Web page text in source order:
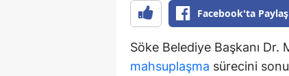
Facebook'ta Paylaş
Söke Belediye Başkanı Dr.
mahsuplaşma sürecini